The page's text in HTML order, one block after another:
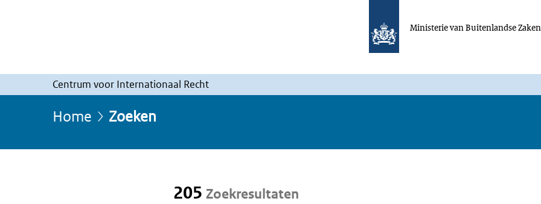
Ministerie van Buitenlandse Zaken
Centrum voor Internationaal Recht
Home Zoeken
205 Zoekresultaten